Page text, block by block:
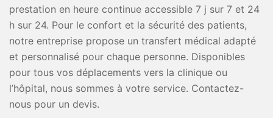
prestation en heure continue accessible 7 j sur 7 et 24
h sur 24. Pour le confort et la sécurité des patients,
notre entreprise propose un transfert médical adapté
et personnalisé pour chaque personne. Disponibles
pour tous vos déplacements vers la clinique ou
l’hôpital, nous sommes à votre service. Contactez-
nous pour un devis.